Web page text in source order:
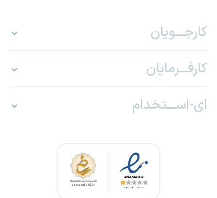
کارجـــویان
کارفـــرمایان
ای-اســـتخدام